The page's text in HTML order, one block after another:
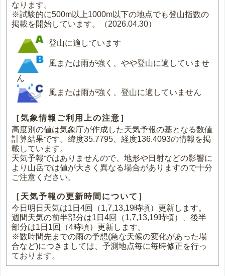
なります。
※試験的に500m以上1000m以下の地点でも登山指数の
掲載を開始しています。（2026.04.30）
登山に適しています
風または雨が強く、やや登山に適していませ
ん
風または雨が強く、登山に適していません
［気象情報ご利用上の注意］
高度別の値は気象庁が作成した天気予報の基となる数値
計算結果です。緯度35.7795、経度136.4093の情報を掲
載しています。
天気予報ではありませんので、地形や日射などの影響に
より山岳では値が大きく異なる場合がありますので十分
ご注意ください。
［天気予報の更新時間について］
今日明日天気は1日4回（1,7,13,19時頃）更新します。
週間天気の前半部分は1日4回（1,7,13,19時頃）、後半
部分は1日1回（4時頃）更新します。
※数時間先までの雨の予想(急な天候の変化があった場
合など)につきましては、予測地点毎に毎時修正を行っ
ております。